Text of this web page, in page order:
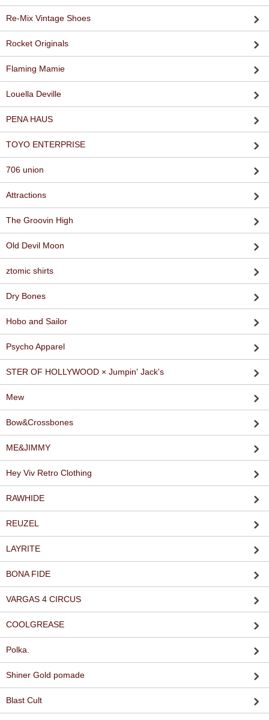
Re-Mix Vintage Shoes
Rocket Originals
Flaming Mamie
Louella Deville
PENA HAUS
TOYO ENTERPRISE
706 union
Attractions
The Groovin High
Old Devil Moon
ztomic shirts
Dry Bones
Hobo and Sailor
Psycho Apparel
STER OF HOLLYWOOD × Jumpin' Jack's
Mew
Bow&Crossbones
ME&JIMMY
Hey Viv Retro Clothing
RAWHIDE
REUZEL
LAYRITE
BONA FIDE
VARGAS 4 CIRCUS
COOLGREASE
Polka.
Shiner Gold pomade
Blast Cult